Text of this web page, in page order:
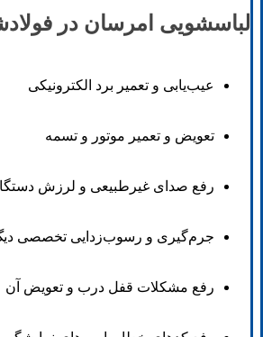
لباسشویی امرسان در
عیب‌یابی و تعمیر برد الکترونیکی
تعویض و تعمیر موتور و تسمه
رفع صدای غیرطبیعی و لرزش
جرم‌گیری و رسوب‌زدایی تخصصی
رفع مشکلات قفل درب و تعویض آن